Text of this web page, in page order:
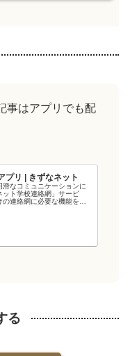
事はアプリでも配
プリ | きずなネット
滑なコミュニケーションに
ット学校連絡網」サービ
連絡網に必要な機能を備
る